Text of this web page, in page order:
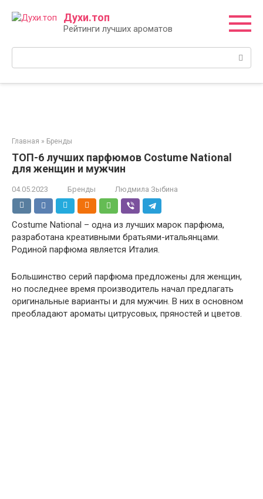
Духи.топ
Рейтинги лучших ароматов
Поиск:
Главная » Бренды
ТОП-6 лучших парфюмов Costume National
для женщин и мужчин
04.05.2023 Бренды Людмила Зыбина
Costume National – одна из лучших марок парфюма,
разработана креативными братьями-итальянцами.
Родиной парфюма является Италия.
Большинство серий парфюма предложены для женщин,
но последнее время производитель начал предлагать
оригинальные варианты и для мужчин. В них в основном
преобладают ароматы цитрусовых, пряностей и цветов.